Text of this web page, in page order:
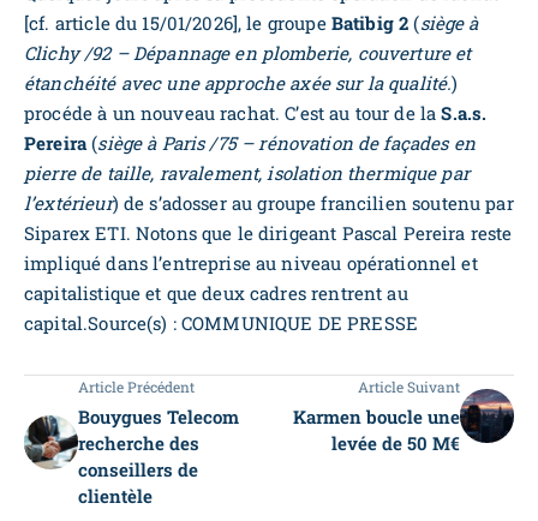
[cf. article du 15/01/2026], le groupe Batibig 2 (siège à
Clichy /92 – Dépannage en plomberie, couverture et
étanchéité avec une approche axée sur la qualité.)
procéde à un nouveau rachat. C’est au tour de laS.a.s.
Pereira(siège à Paris /75 – rénovation de façades en
pierre de taille, ravalement, isolation thermique par
l’extérieur) de s’adosser au groupe francilien soutenu par
Siparex ETI. Notons que le dirigeant Pascal Pereira reste
impliqué dans l’entreprise au niveau opérationnel et
capitalistique et que deux cadres rentrent au
capital.Source(s) : COMMUNIQUE DE PRESSE
Article Précédent
Bouygues Telecom
recherche des
conseillers de
clientèle
Article Suivant
Karmen boucle une
levée de 50 M€